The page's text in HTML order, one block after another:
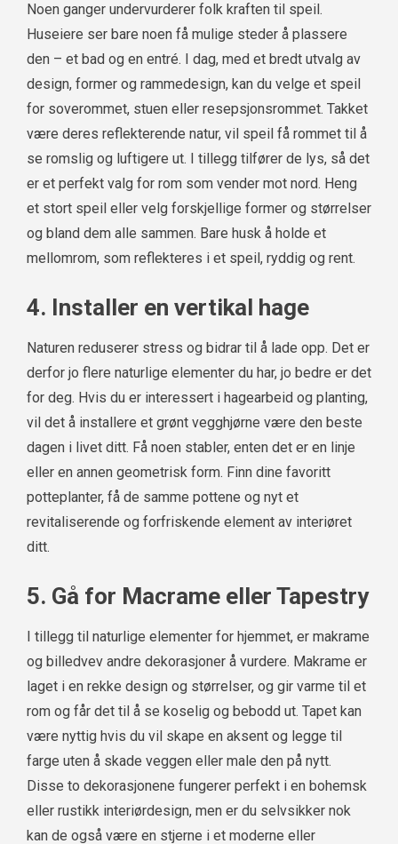
Noen ganger undervurderer folk kraften til speil.
Huseiere ser bare noen få mulige steder å plassere
den – et bad og en entré. I dag, med et bredt utvalg av
design, former og rammedesign, kan du velge et speil
for soverommet, stuen eller resepsjonsrommet. Takket
være deres reflekterende natur, vil speil få rommet til å
se romslig og luftigere ut. I tillegg tilfører de lys, så det
er et perfekt valg for rom som vender mot nord. Heng
et stort speil eller velg forskjellige former og størrelser
og bland dem alle sammen. Bare husk å holde et
mellomrom, som reflekteres i et speil, ryddig og rent.
4. Installer en vertikal hage
Naturen reduserer stress og bidrar til å lade opp. Det er
derfor jo flere naturlige elementer du har, jo bedre er det
for deg. Hvis du er interessert i hagearbeid og planting,
vil det å installere et grønt vegghjørne være den beste
dagen i livet ditt. Få noen stabler, enten det er en linje
eller en annen geometrisk form. Finn dine favoritt
potteplanter, få de samme pottene og nyt et
revitaliserende og forfriskende element av interiøret
ditt.
5. Gå for Macrame eller Tapestry
I tillegg til naturlige elementer for hjemmet, er makrame
og billedvev andre dekorasjoner å vurdere. Makrame er
laget i en rekke design og størrelser, og gir varme til et
rom og får det til å se koselig og bebodd ut. Tapet kan
være nyttig hvis du vil skape en aksent og legge til
farge uten å skade veggen eller male den på nytt.
Disse to dekorasjonene fungerer perfekt i en bohemsk
eller rustikk interiørdesign, men er du selvsikker nok
kan de også være en stjerne i et moderne eller